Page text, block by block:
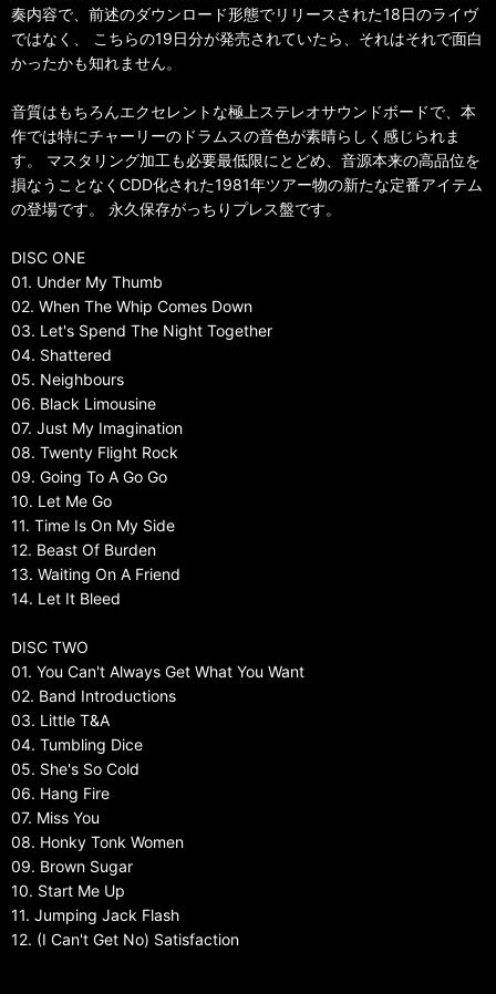
奏内容で、前述のダウンロード形態でリリースされた18日のライヴ
ではなく、 こちらの19日分が発売されていたら、それはそれで面白
かったかも知れません。
音質はもちろんエクセレントな極上ステレオサウンドボードで、本
作では特にチャーリーのドラムスの音色が素晴らしく感じられま
す。 マスタリング加工も必要最低限にとどめ、音源本来の高品位を
損なうことなくCDD化された1981年ツアー物の新たな定番アイテム
の登場です。 永久保存がっちりプレス盤です。
DISC ONE
01. Under My Thumb
02. When The Whip Comes Down
03. Let's Spend The Night Together
04. Shattered
05. Neighbours
06. Black Limousine
07. Just My Imagination
08. Twenty Flight Rock
09. Going To A Go Go
10. Let Me Go
11. Time Is On My Side
12. Beast Of Burden
13. Waiting On A Friend
14. Let It Bleed
DISC TWO
01. You Can't Always Get What You Want
02. Band Introductions
03. Little T&A
04. Tumbling Dice
05. She's So Cold
06. Hang Fire
07. Miss You
08. Honky Tonk Women
09. Brown Sugar
10. Start Me Up
11. Jumping Jack Flash
12. (I Can't Get No) Satisfaction